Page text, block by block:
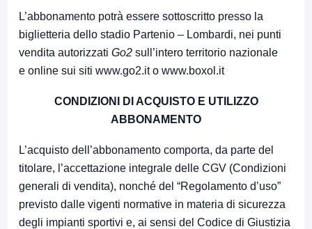
L’abbonamento potrà essere sottoscritto presso la
biglietteria dello stadio Partenio – Lombardi, nei punti
vendita autorizzati Go2 sull’intero territorio nazionale
e online sui siti www.go2.ito www.boxol.it
CONDIZIONI DI ACQUISTO E UTILIZZO
ABBONAMENTO
L’acquisto dell’abbonamento comporta, da parte del
titolare, l’accettazione integrale delle CGV (Condizioni
generali di vendita), nonché del “Regolamento d’uso”
previsto dalle vigenti normative in materia di sicurezza
degli impianti sportivi e, ai sensi del Codice di Giustizia